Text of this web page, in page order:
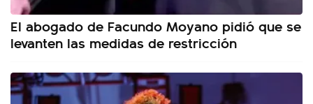
El abogado de Facundo Moyano pidió que se
levanten las medidas de restricción